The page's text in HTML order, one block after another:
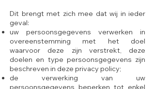
Dit brengt met zich mee dat wij in ieder
geval:
uw persoonsgegevens verwerken in
overeenstemming met het doel
waarvoor deze zijn verstrekt, deze
doelen en type persoonsgegevens zijn
beschreven in deze privacy policy;
de verwerking van uw
persoonsgegevens beperken tot enkel